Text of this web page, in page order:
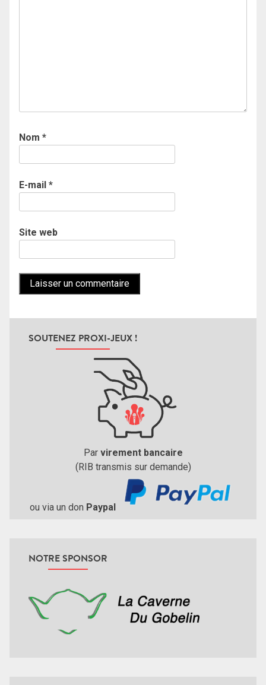
Nom *
E-mail *
Site web
SOUTENEZ PROXI-JEUX !
Par virement bancaire
(RIB transmis sur demande)
ou via un don Paypal
NOTRE SPONSOR